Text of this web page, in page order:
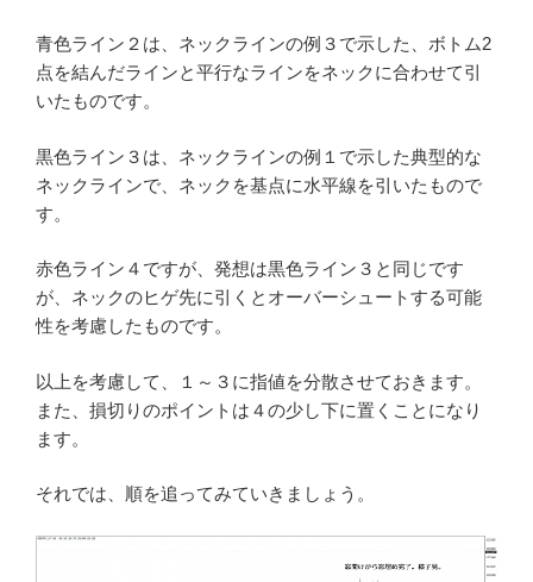
青色ライン２は、ネックラインの例３で示した、ボトム2
点を結んだラインと平行なラインをネックに合わせて引
いたものです。
黒色ライン３は、ネックラインの例１で示した典型的な
ネックラインで、ネックを基点に水平線を引いたもので
す。
赤色ライン４ですが、発想は黒色ライン３と同じです
が、ネックのヒゲ先に引くとオーバーシュートする可能
性を考慮したものです。
以上を考慮して、１～３に指値を分散させておきます。
また、損切りのポイントは４の少し下に置くことになり
ます。
それでは、順を追ってみていきましょう。